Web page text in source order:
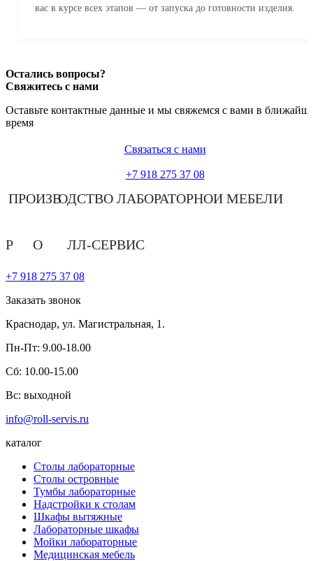
вас в курсе всех этапов — от запуска до готовности изделия.
Остались вопросы?
Свяжитесь с нами
Оставьте контактные данные и мы свяжемся с вами в
время
Связаться с нами
+7 918 275 37 08
Р О ЛЛ-СЕРВИС
ПРОИЗВОДСТВО ЛАБОРАТОРНОЙ МЕБЕЛИ
+7 918 275 37 08
Заказать звонок
Краснодар, ул. Магистральная, 1.
Пн-Пт: 9.00-18.00
Сб: 10.00-15.00
Вс: выходной
info@roll-servis.ru
каталог
Столы лабораторные
Столы островные
Тумбы лабораторные
Надстройки к столам
Шкафы вытяжные
Лабораторные шкафы
Мойки лабораторные
Медицинская мебель